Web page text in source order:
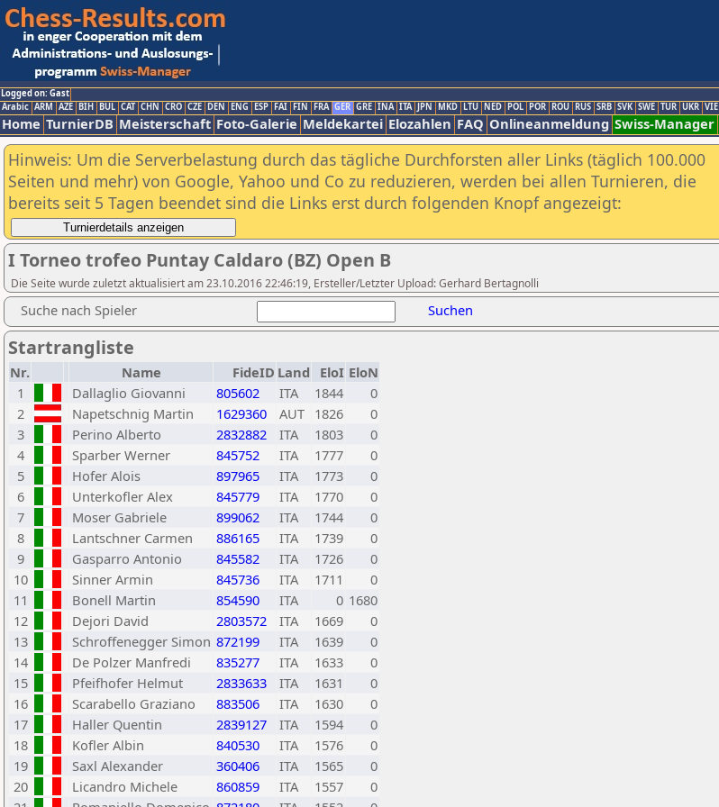
Logged on: Gast
Arabic ARM AZE BIH BUL CAT CHN CRO CZE DEN ENG ESP FAI FIN FRA GER GRE INA ITA JPN MKD LTU NED POL POR ROU RUS SRB SVK SWE TUR UKR VIE
Home TurnierDB Meisterschaft Foto-Galerie Meldekartei Elozahlen FAQ Onlineanmeldung Swiss-Manager
Hinweis: Um die Serverbelastung durch das tägliche Durchforsten aller Links (täglich 100.000
Seiten und mehr) von Google, Yahoo und Co zu reduzieren, werden bei allen Turnieren, die
bereits seit 5 Tagen beendet sind die Links erst durch folgenden Knopf angezeigt:
I Torneo trofeo Puntay Caldaro (BZ) Open B
Die Seite wurde zuletzt aktualisiert am 23.10.2016 22:46:19, Ersteller/Letzter Upload: Gerhard Bertagnolli
Suche nach Spieler Suchen
Startrangliste
Nr. Name FideID Land EloI EloN
1
Dallaglio Giovanni 805602 ITA 1844
0
2
Napetschnig Martin 1629360 AUT 1826
0
3
Perino Alberto 2832882 ITA 1803
0
4
Sparber Werner 845752 ITA 1777
0
5
Hofer Alois 897965 ITA 1773
0
6
Unterkofler Alex 845779 ITA 1770
0
7
Moser Gabriele 899062 ITA 1744
0
8
Lantschner Carmen 886165 ITA 1739
0
9
Gasparro Antonio 845582 ITA 1726
0
10
Sinner Armin 845736 ITA 1711
0
11
Bonell Martin 854590 ITA 0 1680
12
Dejori David 2803572 ITA 1669
0
13
Schroffenegger Simon 872199 ITA 1639
0
14
De Polzer Manfredi 835277 ITA 1633
0
15
Pfeifhofer Helmut 2833633 ITA 1631
0
16
Scarabello Graziano 883506 ITA 1630
0
17
Haller Quentin 2839127 ITA 1594
0
18
Kofler Albin 840530 ITA 1576
0
19
Saxl Alexander 360406 ITA 1565
0
20
Licandro Michele 860859 ITA 1557
0